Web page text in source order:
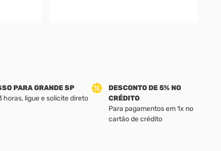
PARA GRANDE SP
horas, ligue e solicite direto
DESCONTO DE 5% NO
CRÉDITO
Para pagamentos em 1x no
cartão de crédito